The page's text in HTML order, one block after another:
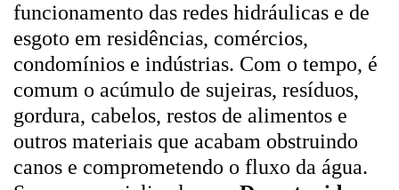
funcionamento das redes hidráulicas e de
esgoto em residências, comércios,
condomínios e indústrias. Com o tempo, é
comum o acúmulo de sujeiras, resíduos,
gordura, cabelos, restos de alimentos e
outros materiais que acabam obstruindo
canos e comprometendo o fluxo da água.